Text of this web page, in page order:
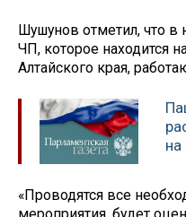
Шушунов отметил, что в
ЧП, которое находится
Алтайского края,
«Проводятся все
мероприятия, будет